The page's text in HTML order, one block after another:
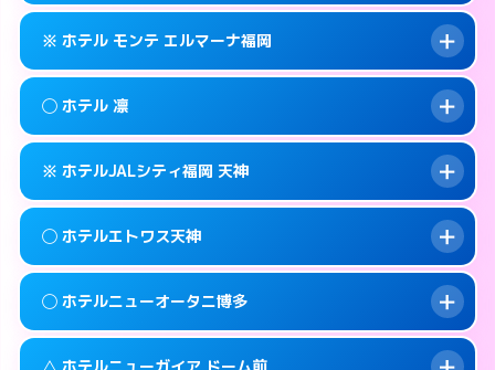
info このホテルの詳細ページを見る →
info このホテルの詳細ページを見る →
案内方法: 状況により派遣できません。
smartphone 092-406-1331
map 福岡市中央区西中洲12-18
info このホテルの詳細ページを見る →
案内方法:
smartphone 092-771-7717
map 福岡市中央区春吉3-14-27
info このホテルの詳細ページを見る →
※ ホテル モンテ エルマーナ福岡
案内方法:カードキーにつきホテルの入り口で
待ち合わせ。
info このホテルの詳細ページを見る →
◯ ホテル 凛
案内方法:
女性が直接お部屋まで伺います。
smartphone 092-718-8300
map 福岡市中央区春吉3-14-14
info このホテルの詳細ページを見る →
※ ホテルJALシティ福岡 天神
案内方法:
カードキーにつきホテルの入り口で
待ち合わせ。
◯ ホテルエトワス天神
案内方法:
女性が直接お部屋まで伺います。
◯ ホテルニューオータニ博多